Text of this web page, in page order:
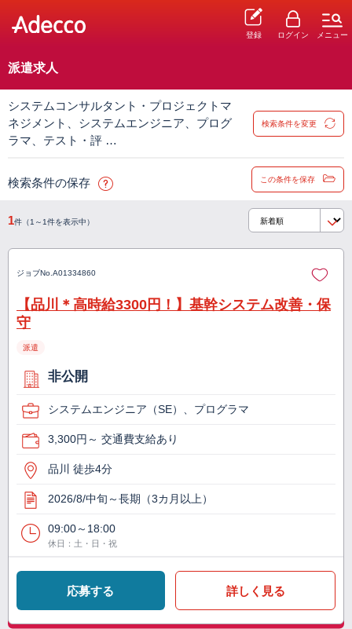
登録 ログイン メニュー
派遣求人
システムコンサルタント・プロジェクトマ
ネジメント、システムエンジニア、プログ
ラマ、テスト・評 …
検索条件を変更
検索条件の保存 この条件を保存
1件（1～1件を表示中）
ジョブNo. A01334860
【品川＊高時給3300円！】基幹システム改善・保
守
派遣
非公開
システムエンジニア（SE）、プログラマ
3,300円～ 交通費支給あり
品川 徒歩4分
2026/8/中旬～長期（3カ月以上）
09:00～18:00
休日：土・日・祝
応募する 詳しく見る